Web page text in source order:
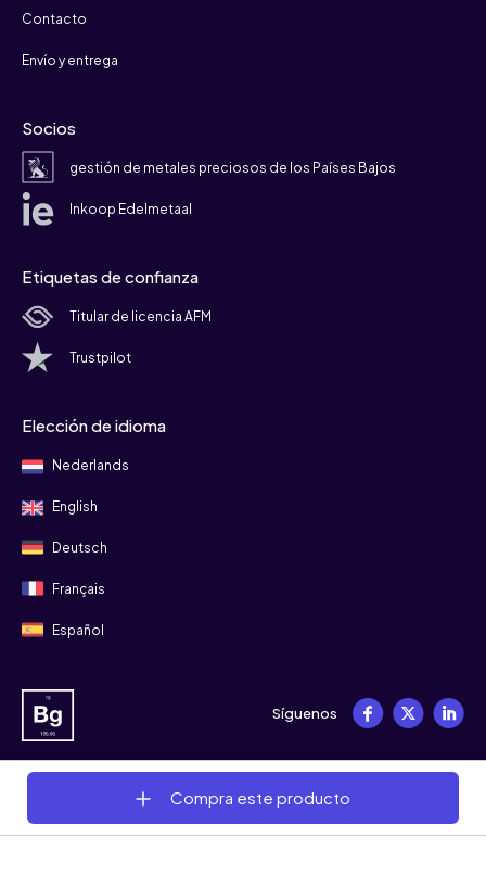
Contacto
Envío y entrega
Socios
gestión de metales preciosos de los Países Bajos
Inkoop Edelmetaal
Etiquetas de confianza
Titular de licencia AFM
Trustpilot
Elección de idioma
Nederlands
English
Deutsch
Français
Español
Síguenos
© 2008 - 2026 Bitgild
Compra este producto